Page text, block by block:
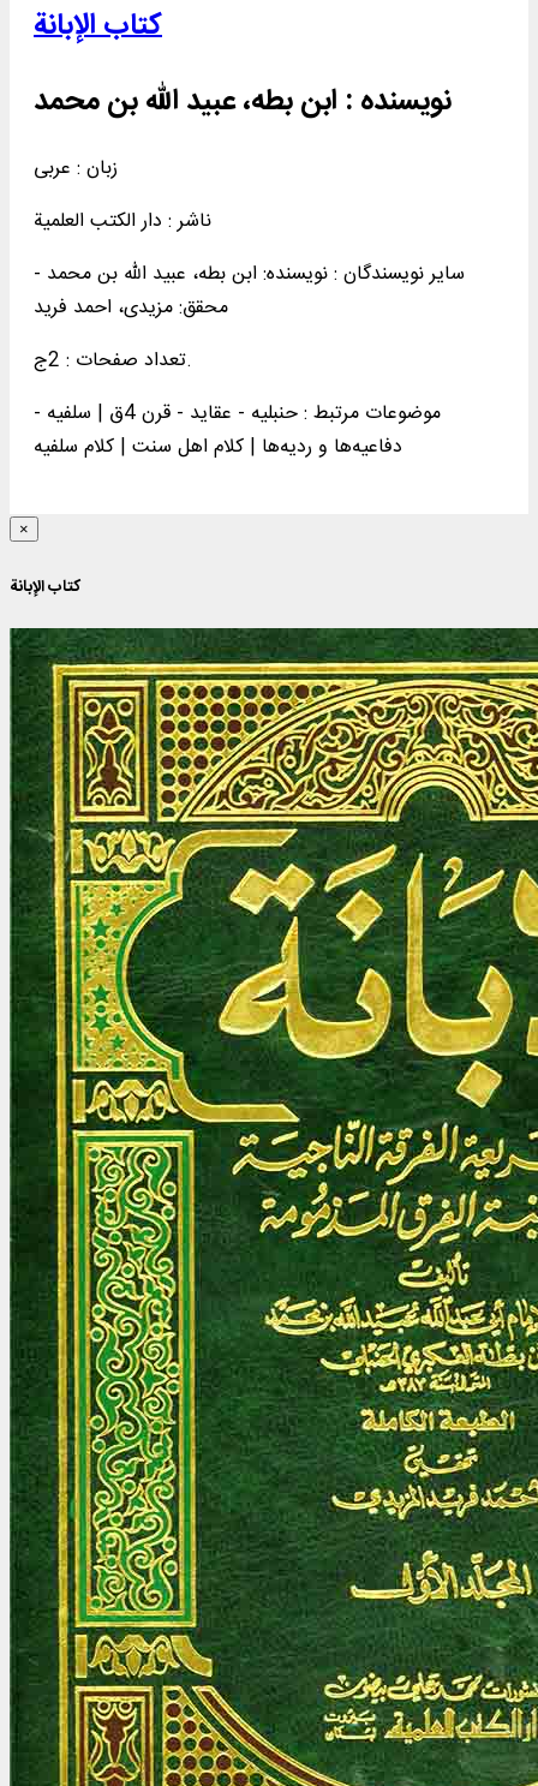
کتاب الإبانة
نویسنده : ابن بطه، عبید الله بن محمد
زبان : عربی
ناشر : دار الکتب العلمية
سایر نویسندگان : نویسنده: ابن بطه، عبید الله بن محمد -
محقق: مزیدی، احمد فرید
تعداد صفحات : 2ج.
موضوعات مرتبط :
حنبلیه - عقاید - قرن 4ق | سلفیه -
دفاعیه‌ها و ردیه‌ها | کلام اهل سنت | کلام سلفیه
×
کتاب الإبانة